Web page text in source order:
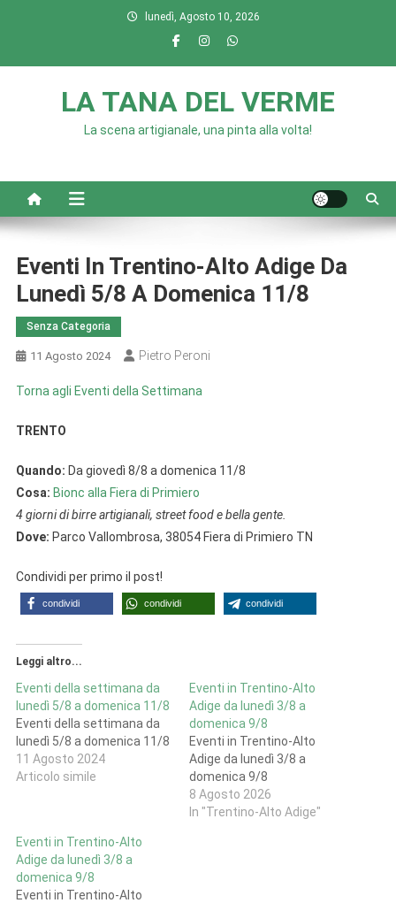
lunedì, Agosto 10, 2026
LA TANA DEL VERME
La scena artigianale, una pinta alla volta!
Eventi In Trentino-Alto Adige Da
Lunedì 5/8 A Domenica 11/8
Senza Categoria
11 Agosto 2024 Pietro Peroni
Torna agli Eventi della Settimana
TRENTO
Quando: Da giovedì 8/8 a domenica 11/8
Cosa: Bionc alla Fiera di Primiero
4 giorni di birre artigianali, street food e bella gente.
Dove: Parco Vallombrosa, 38054 Fiera di Primiero TN
Condividi per primo il post!
condividi condividi condividi
Leggi altro...
Eventi della settimana da
lunedì 5/8 a domenica 11/8
Eventi della settimana da
lunedì 5/8 a domenica 11/8
11 Agosto 2024
Articolo simile
Eventi in Trentino-Alto
Adige da lunedì 3/8 a
domenica 9/8
Eventi in Trentino-Alto
Adige da lunedì 3/8 a
domenica 9/8
8 Agosto 2026
In "Trentino‑Alto Adige"
Eventi in Trentino-Alto
Adige da lunedì 3/8 a
domenica 9/8
Eventi in Trentino-Alto